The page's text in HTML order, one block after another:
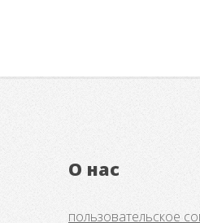
О нас
пользовательское